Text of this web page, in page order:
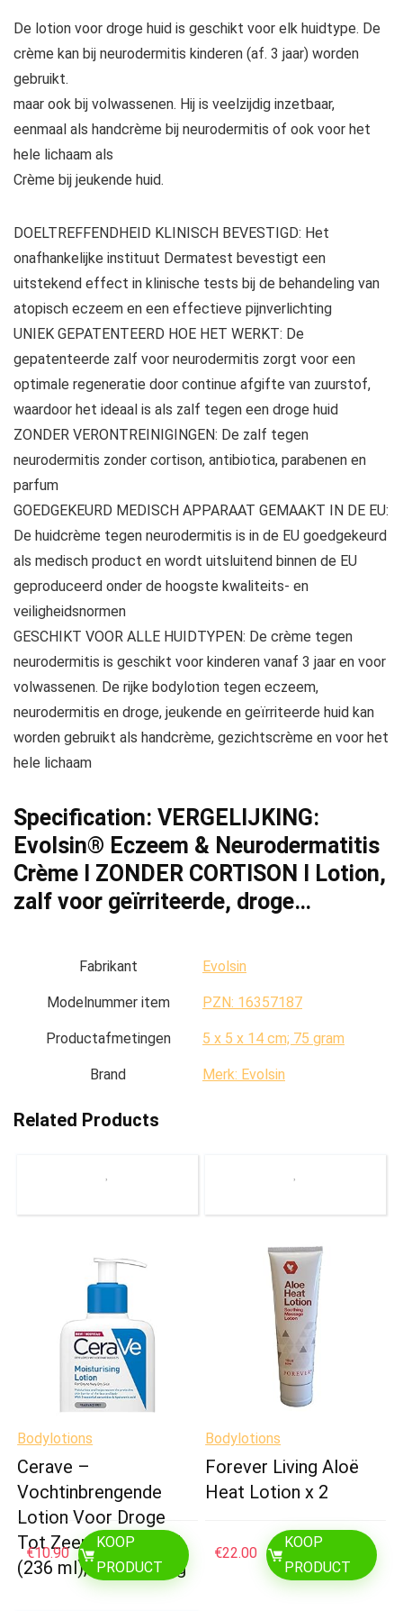
De lotion voor droge huid is geschikt voor elk huidtype. De
crème kan bij neurodermitis kinderen (af. 3 jaar) worden
gebruikt.
maar ook bij volwassenen. Hij is veelzijdig inzetbaar,
eenmaal als handcrème bij neurodermitis of ook voor het
hele lichaam als
Crème bij jeukende huid.
DOELTREFFENDHEID KLINISCH BEVESTIGD: Het
onafhankelijke instituut Dermatest bevestigt een
uitstekend effect in klinische tests bij de behandeling van
atopisch eczeem en een effectieve pijnverlichting
UNIEK GEPATENTEERD HOE HET WERKT: De
gepatenteerde zalf voor neurodermitis zorgt voor een
optimale regeneratie door continue afgifte van zuurstof,
waardoor het ideaal is als zalf tegen een droge huid
ZONDER VERONTREINIGINGEN: De zalf tegen
neurodermitis zonder cortison, antibiotica, parabenen en
parfum
GOEDGEKEURD MEDISCH APPARAAT GEMAAKT IN DE EU:
De huidcrème tegen neurodermitis is in de EU goedgekeurd
als medisch product en wordt uitsluitend binnen de EU
geproduceerd onder de hoogste kwaliteits- en
veiligheidsnormen
GESCHIKT VOOR ALLE HUIDTYPEN: De crème tegen
neurodermitis is geschikt voor kinderen vanaf 3 jaar en voor
volwassenen. De rijke bodylotion tegen eczeem,
neurodermitis en droge, jeukende en geïrriteerde huid kan
worden gebruikt als handcrème, gezichtscrème en voor het
hele lichaam
Specification: VERGELIJKING:
Evolsin® Eczeem & Neurodermatitis
Crème I ZONDER CORTISON I Lotion,
zalf voor geïrriteerde, droge…
Fabrikant ‎Evolsin
Modelnummer item ‎PZN: 16357187
Productafmetingen ‎5 x 5 x 14 cm; 75 gram
Brand Merk: Evolsin
Related Products
Bodylotions
Cerave –
Vochtinbrengende
Lotion Voor Droge
Tot Zeer Droge Huid
(236 ml), Meerkleurig
€10.90
KOOP
PRODUCT
Bodylotions
Forever Living Aloë
Heat Lotion x 2
€22.00
KOOP
PRODUCT